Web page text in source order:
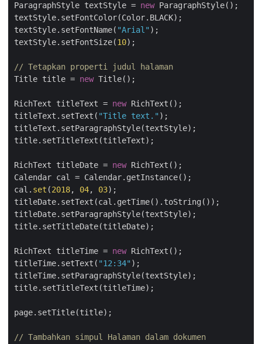
ParagraphStyle textStyle = new ParagraphStyle();
textStyle.setFontColor(Color.BLACK);
textStyle.setFontName( "Arial" );
textStyle.setFontSize(10);
// Tetapkan properti judul halaman
Title title = new Title();
RichText titleText = new RichText();
titleText.setText( "Title text." );
titleText.setParagraphStyle(textStyle);
title.setTitleText(titleText);
RichText titleDate = new RichText();
Calendar cal = Calendar.getInstance();
cal. set (2018, 04, 03);
titleDate.setText(cal.getTime().toString());
titleDate.setParagraphStyle(textStyle);
title.setTitleDate(titleDate);
RichText titleTime = new RichText();
titleTime.setText( "12:34" );
titleTime.setParagraphStyle(textStyle);
title.setTitleText(titleTime);
page.setTitle(title);
// Tambahkan simpul Halaman dalam dokumen